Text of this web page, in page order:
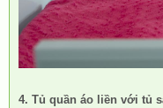
4. Tủ quần áo liền với tủ